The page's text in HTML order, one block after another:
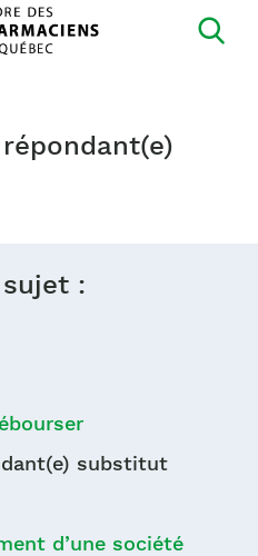
:
substitut
d’une société